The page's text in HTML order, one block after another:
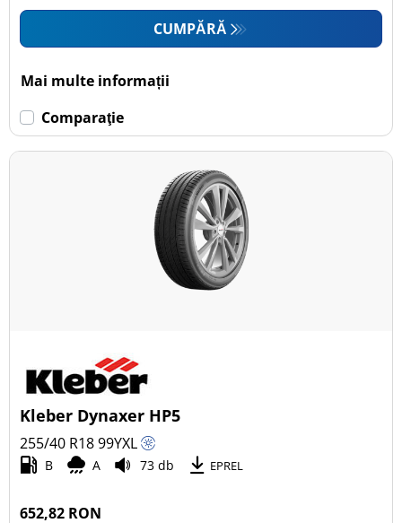
CUMPĂRĂ
Mai multe informații
Comparaţie
Kleber Dynaxer HP5
255/40 R1899YXL
B A 73 db EPREL
652,82 RON